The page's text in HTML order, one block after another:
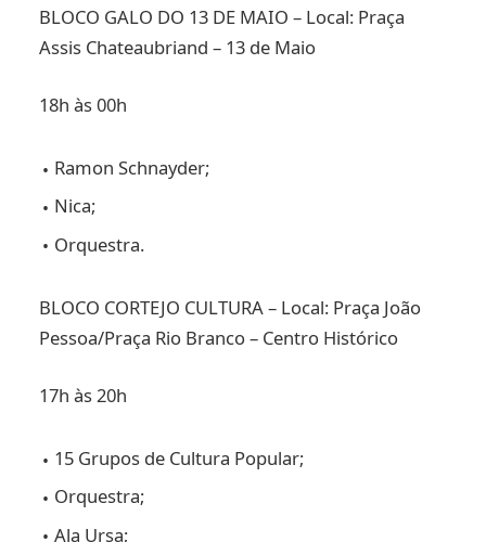
BLOCO GALO DO 13 DE MAIO – Local: Praça
Assis Chateaubriand – 13 de Maio
18h às 00h
Ramon Schnayder;
Nica;
Orquestra.
BLOCO CORTEJO CULTURA – Local: Praça João
Pessoa/Praça Rio Branco – Centro Histórico
17h às 20h
15 Grupos de Cultura Popular;
Orquestra;
Ala Ursa;